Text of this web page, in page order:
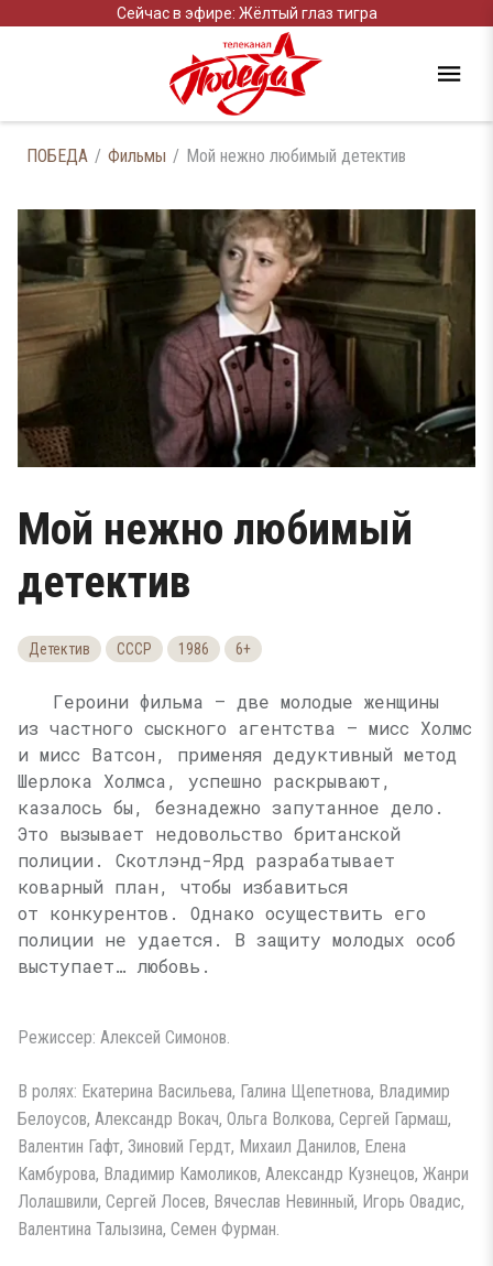
Сейчас в эфире: Жёлтый глаз тигра
ПОБЕДА Фильмы Мой нежно любимый детектив
Мой нежно любимый
детектив
Детектив СССР 1986 6+
Героини фильма — две молодые женщины
из частного сыскного агентства — мисс Холмс
и мисс Ватсон, применяя дедуктивный метод
Шерлока Холмса, успешно раскрывают,
казалось бы, безнадежно запутанное дело.
Это вызывает недовольство британской
полиции. Скотлэнд-Ярд разрабатывает
коварный план, чтобы избавиться
от конкурентов. Однако осуществить его
полиции не удается. В защиту молодых особ
выступает… любовь.
Режиссер: Алексей Симонов.
В ролях: Екатерина Васильева, Галина Щепетнова, Владимир
Белоусов, Александр Вокач, Ольга Волкова, Сергей Гармаш,
Валентин Гафт, Зиновий Гердт, Михаил Данилов, Елена
Камбурова, Владимир Камоликов, Александр Кузнецов, Жанри
Лолашвили, Сергей Лосев, Вячеслав Невинный, Игорь Овадис,
Валентина Талызина, Семен Фурман.